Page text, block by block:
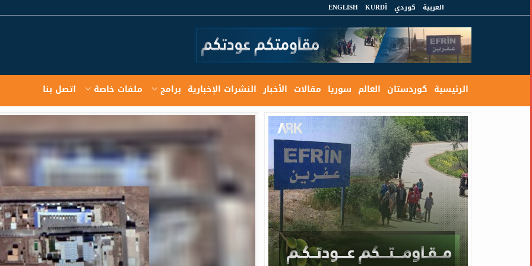
العربية كوردي KURDÎ
ENGLISH
الرئيسية كوردستان العالم سوريا مقالات الأخبار النشرات الإخبارية برامج ملفات خاصة اتصل بنا